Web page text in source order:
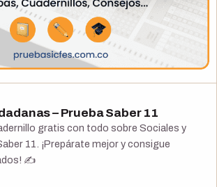
– Prueba Saber 11
gratis con todo sobre Sociales y
11. ¡Prepárate mejor y consigue
✍️